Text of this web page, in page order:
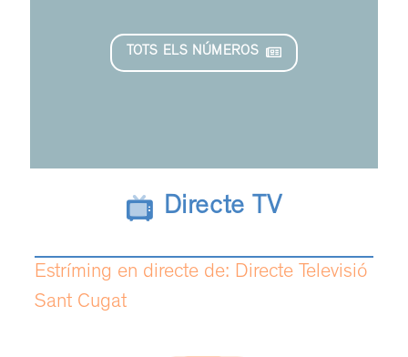
TOTS ELS NÚMEROS
Directe TV
Estríming en directe de: Directe Televisió
Sant Cugat